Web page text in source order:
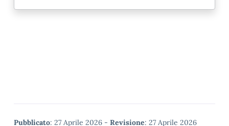
Pubblicato: 27 Aprile 2026 - Revisione: 27 Aprile 2026